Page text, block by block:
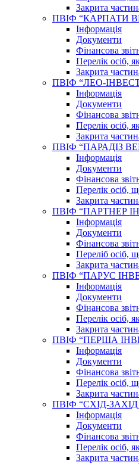
Закрита
ПВІФ “КАРПАТИ
Інформація
Документи
Фінансова
Перелік осіб,
Закрита
ПВІФ “ЛЕО-
Інформація
Документи
Фінансова
Перелік осіб,
Закрита
ПВІФ “ПАРАДІЗ
Інформація
Документи
Фінансова
Перелік осіб,
Закрита
ПВІФ “ПАРТНЕР
Інформація
Документи
Фінансова
Переліб осіб,
Закрита
ПВІФ “ПАРУС
Інформація
Документи
Фінансова
Перелік осіб,
Закрита
ПВІФ “ПЕРША
Інформація
Документи
Фінансова
Перелік осіб,
Закрита
ПВІФ “СХІД-
Інформація
Документи
Фінансова
Перелік осіб,
Закрита